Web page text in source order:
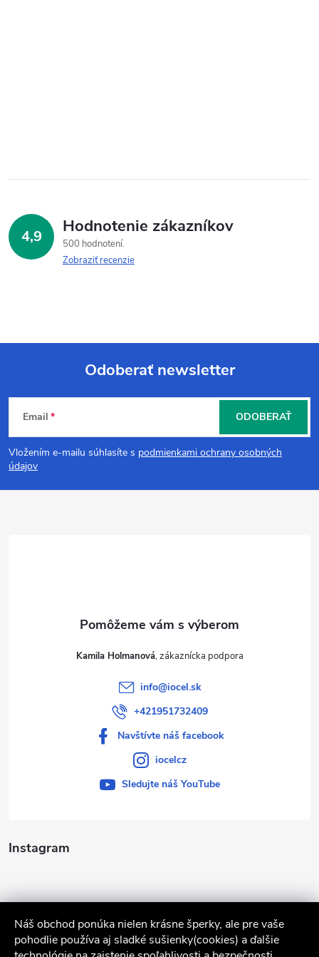
Náš obchod ponúka nielen krásne šperky, ale pre vaše
pohodlie používa aj sladké sušienky(cookies) a ďalšie
4,9 Hodnotenie zákazníkov
500 hodnotení
Zobraziť recenzie
Z
á
p
Odoberať newsletter
Email
Vložením e-mailu súhlasíte s podmienkami ochrany osobných
údajov
ODOBERAŤ
Instagram
Kamila Holmanová
info@iocel.sk
+421951732409
Navštívte náš facebook
iocelcz
Sledujte náš YouTube